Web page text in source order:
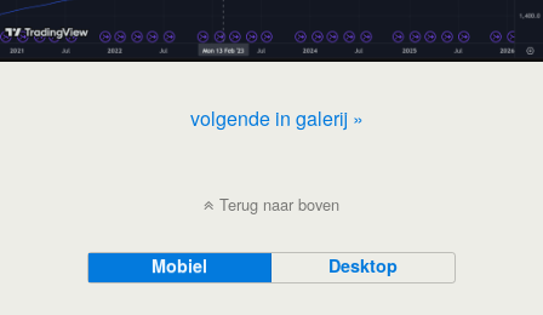
volgende in galerij »
Terug naar boven
Mobiel Desktop